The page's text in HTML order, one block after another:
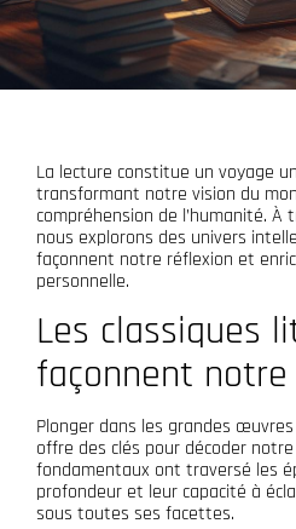
La lecture constitue un voyage
transformant notre vision du
compréhension de l’humanité. À
nous explorons des univers
façonnent notre réflexion et
personnelle.
Les classiques
façonnent notre
Plonger dans les grandes
offre des clés pour décoder
fondamentaux ont traversé les
profondeur et leur capacité à
sous toutes ses facettes.